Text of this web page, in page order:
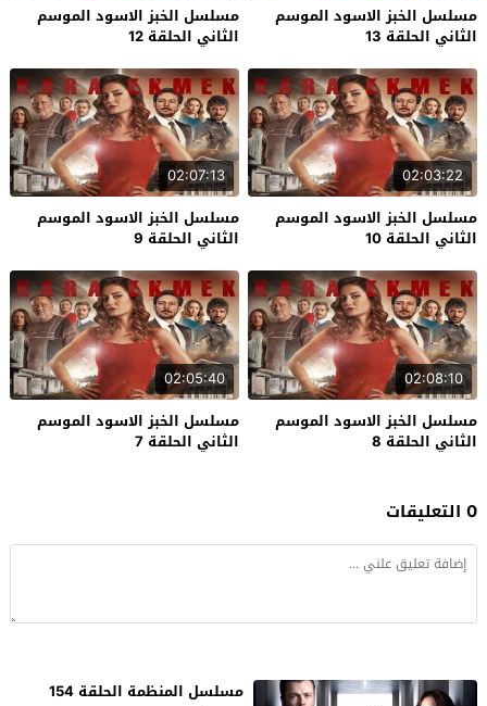
مسلسل الخبز الاسود الموسم
الثاني الحلقة 13
مسلسل الخبز الاسود الموسم
الثاني الحلقة 12
02:03:22
مسلسل الخبز الاسود الموسم
الثاني الحلقة 10
02:07:13
مسلسل الخبز الاسود الموسم
الثاني الحلقة 9
02:08:10
مسلسل الخبز الاسود الموسم
الثاني الحلقة 8
02:05:40
مسلسل الخبز الاسود الموسم
الثاني الحلقة 7
0 التعليقات
مسلسل المنظمة الحلقة 154